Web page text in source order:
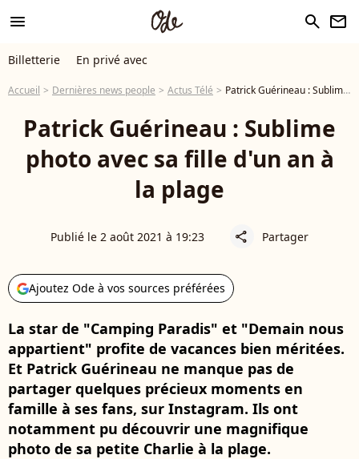
menu search newsletter
Billetterie En privé avec
Accueil Dernières news people Actus Télé Patrick Guérineau : Sublime photo avec sa fille d'un an à la plage
Patrick Guérineau : Sublime
photo avec sa fille d'un an à
la plage
Publié le 2 août 2021 à 19:23 share Partager
Ajoutez Ode à vos sources préférées
La star de "Camping Paradis" et "Demain nous
appartient" profite de vacances bien méritées.
Et Patrick Guérineau ne manque pas de
partager quelques précieux moments en
famille à ses fans, sur Instagram. Ils ont
notamment pu découvrir une magnifique
photo de sa petite Charlie à la plage.